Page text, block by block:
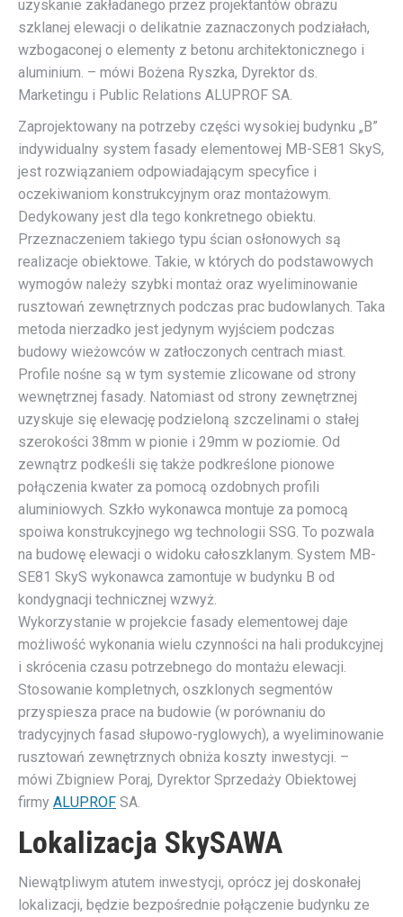
uzyskanie zakładanego przez projektantów obrazu
szklanej elewacji o delikatnie zaznaczonych podziałach,
wzbogaconej o elementy z betonu architektonicznego i
aluminium. – mówi Bożena Ryszka, Dyrektor ds.
Marketingu i Public Relations ALUPROF SA.
Zaprojektowany na potrzeby części wysokiej budynku „B”
indywidualny system fasady elementowej MB-SE81 SkyS,
jest rozwiązaniem odpowiadającym specyfice i
oczekiwaniom konstrukcyjnym oraz montażowym.
Dedykowany jest dla tego konkretnego obiektu.
Przeznaczeniem takiego typu ścian osłonowych są
realizacje obiektowe. Takie, w których do podstawowych
wymogów należy szybki montaż oraz wyeliminowanie
rusztowań zewnętrznych podczas prac budowlanych. Taka
metoda nierzadko jest jedynym wyjściem podczas
budowy wieżowców w zatłoczonych centrach miast.
Profile nośne są w tym systemie zlicowane od strony
wewnętrznej fasady. Natomiast od strony zewnętrznej
uzyskuje się elewację podzieloną szczelinami o stałej
szerokości 38mm w pionie i 29mm w poziomie. Od
zewnątrz podkeśli się także podkreślone pionowe
połączenia kwater za pomocą ozdobnych profili
aluminiowych. Szkło wykonawca montuje za pomocą
spoiwa konstrukcyjnego wg technologii SSG. To pozwala
na budowę elewacji o widoku całoszklanym. System MB-
SE81 SkyS wykonawca zamontuje w budynku B od
kondygnacji technicznej wzwyż.
Wykorzystanie w projekcie fasady elementowej daje
możliwość wykonania wielu czynności na hali produkcyjnej
i skrócenia czasu potrzebnego do montażu elewacji.
Stosowanie kompletnych, oszklonych segmentów
przyspiesza prace na budowie (w porównaniu do
tradycyjnych fasad słupowo-ryglowych), a wyeliminowanie
rusztowań zewnętrznych obniża koszty inwestycji. –
mówi Zbigniew Poraj, Dyrektor Sprzedaży Obiektowej
firmy ALUPROF SA.
Lokalizacja SkySAWA
Niewątpliwym atutem inwestycji, oprócz jej doskonałej
lokalizacji, będzie bezpośrednie połączenie budynku ze